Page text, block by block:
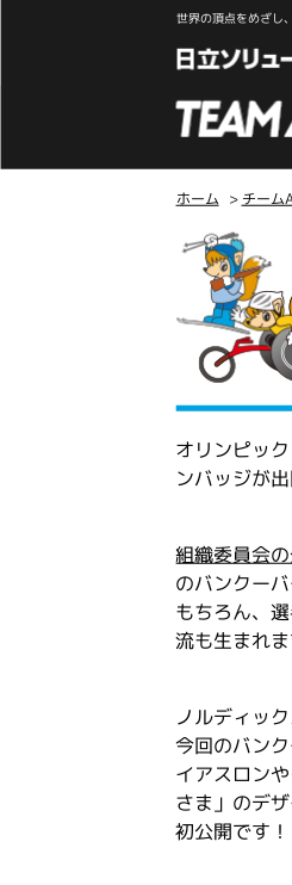
世界の頂点をめざし
ホーム > チーム
オリンピッ
ンバッジが
組織委員会
のバンクー
もちろん、
流も生まれま
ノルディッ
今回のバン
イアスロン
さま」のデザ
初公開です！